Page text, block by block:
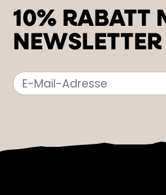
10% RABATT
NEWSLETTER